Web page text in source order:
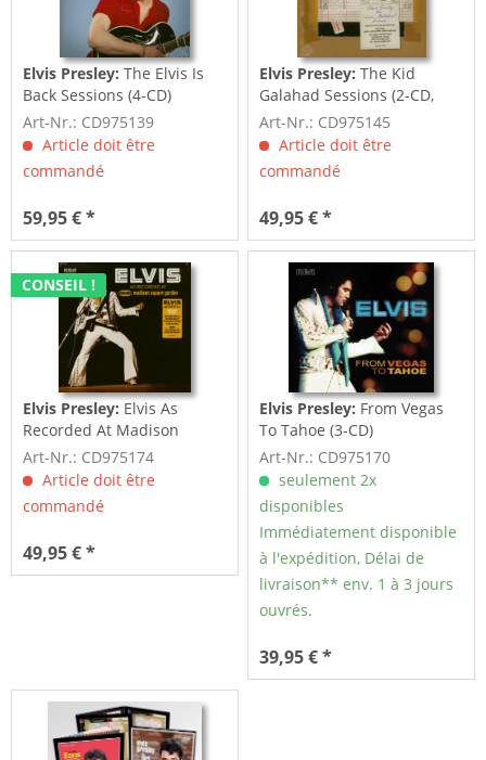
Elvis Presley: The Elvis Is
Back Sessions (4-CD)
Art-Nr.: CD975139
Article doit être
commandé
59,95 € *
Elvis Presley: The Kid
Galahad Sessions (2-CD,
7inch Deluxe...
Art-Nr.: CD975145
Article doit être
commandé
49,95 € *
CONSEIL !
Elvis Presley: Elvis As
Recorded At Madison
Square Garden (3-CD)
Art-Nr.: CD975174
Article doit être
commandé
49,95 € *
Elvis Presley: From Vegas
To Tahoe (3-CD)
Art-Nr.: CD975170
seulement 2x
disponibles
Immédiatement disponible
à l'expédition, Délai de
livraison** env. 1 à 3 jours
ouvrés.
39,95 € *